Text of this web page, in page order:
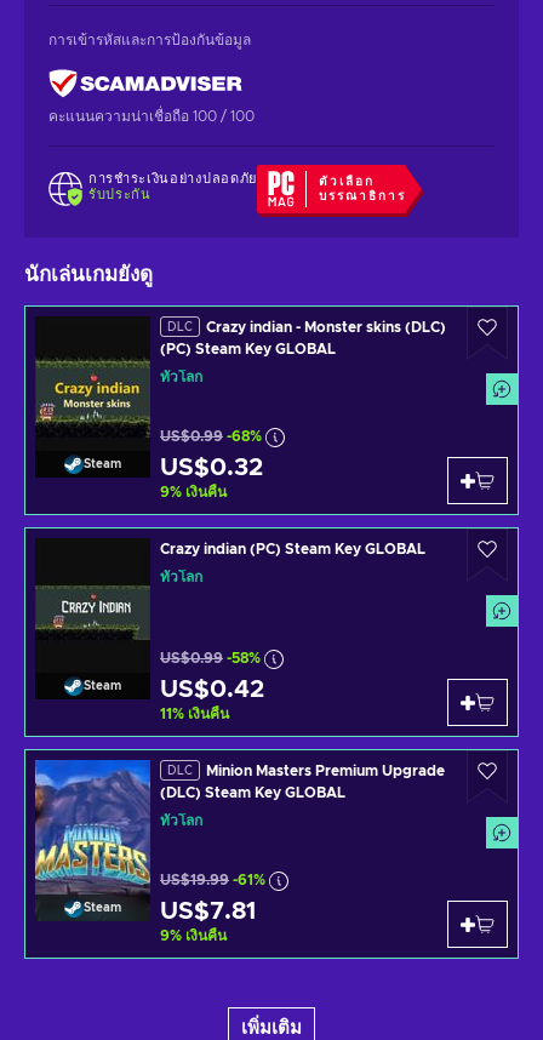
การเข้ารหัสและการป้องกันข้อมูล
คะแนนความน่าเชื่อถือ 100 / 100
การชำระเงินอย่างปลอดภัย
รับประกัน
ตัวเลือก
บรรณาธิการ
นักเล่นเกมยังดู
Steam
DLC
Crazy indian - Monster skins (DLC)
(PC) Steam Key GLOBAL
ทั่วโลก
US$0.99 -68%
US$0.32
9% เงินคืน
Steam
Crazy indian (PC) Steam Key GLOBAL
ทั่วโลก
US$0.99 -58%
US$0.42
11% เงินคืน
Steam
DLC
Minion Masters Premium Upgrade
(DLC) Steam Key GLOBAL
ทั่วโลก
US$19.99 -61%
US$7.81
9% เงินคืน
เพิ่มเติม